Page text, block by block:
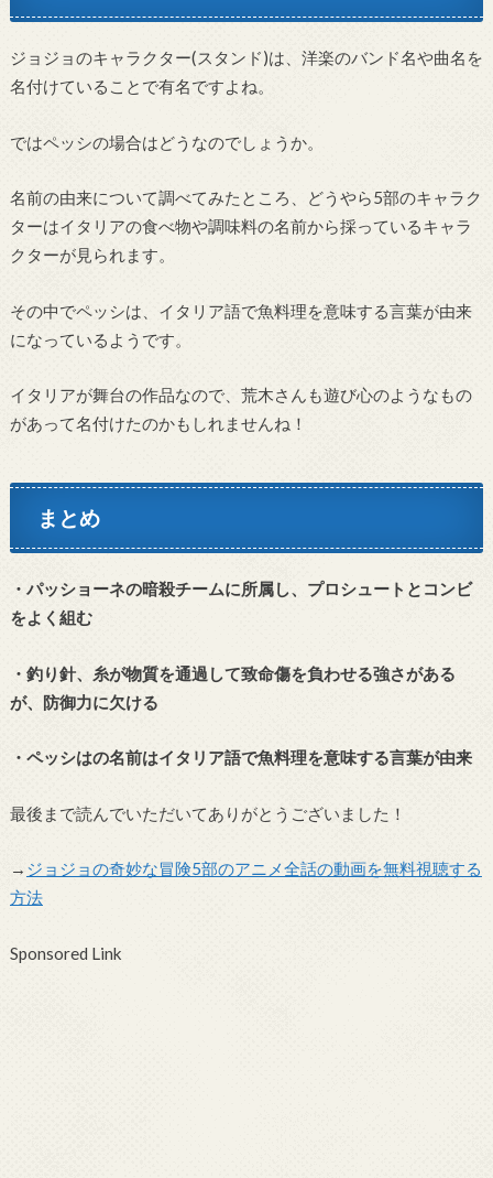
ジョジョのキャラクター(スタンド)は、洋楽のバンド名や曲名を
名付けていることで有名ですよね。
ではペッシの場合はどうなのでしょうか。
名前の由来について調べてみたところ、どうやら5部のキャラク
ターはイタリアの食べ物や調味料の名前から採っているキャラ
クターが見られます。
その中でペッシは、イタリア語で魚料理を意味する言葉が由来
になっているようです。
イタリアが舞台の作品なので、荒木さんも遊び心のようなもの
があって名付けたのかもしれませんね！
まとめ
・パッショーネの暗殺チームに所属し、プロシュートとコンビ
をよく組む
・釣り針、糸が物質を通過して致命傷を負わせる強さがある
が、防御力に欠ける
・ペッシはの名前はイタリア語で魚料理を意味する言葉が由来
最後まで読んでいただいてありがとうございました！
→ ジョジョの奇妙な冒険5部のアニメ全話の動画を無料視聴する
方法
Sponsored Link